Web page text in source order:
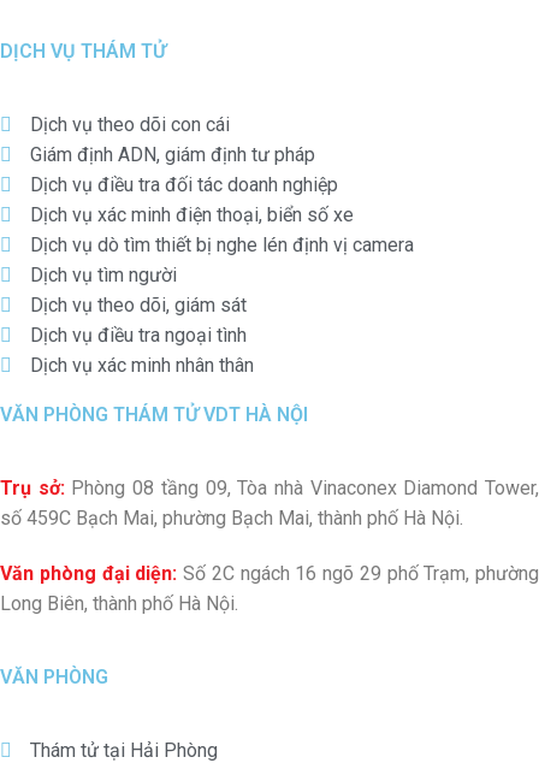
DỊCH VỤ THÁM TỬ
Dịch vụ theo dõi con cái
Giám định ADN, giám định tư pháp
Dịch vụ điều tra đối tác doanh nghiệp
Dịch vụ xác minh điện thoại, biển số xe
Dịch vụ dò tìm thiết bị nghe lén định vị camera
Dịch vụ tìm người
Dịch vụ theo dõi, giám sát
Dịch vụ điều tra ngoại tình
Dịch vụ xác minh nhân thân
VĂN PHÒNG THÁM TỬ VDT HÀ NỘI
Trụ sở: Phòng 08 tầng 09, Tòa nhà Vinaconex Diamond Tower,
số 459C Bạch Mai, phường Bạch Mai, thành phố Hà Nội.
Văn phòng đại diện: Số 2C ngách 16 ngõ 29 phố Trạm, phường
Long Biên, thành phố Hà Nội.
VĂN PHÒNG
Thám tử tại Hải Phòng